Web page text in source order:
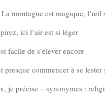
montagne est magique, l’œil
ici l’air est si léger
facile de s’élever encore
presque commencer à se lester
je précise = synonymes :